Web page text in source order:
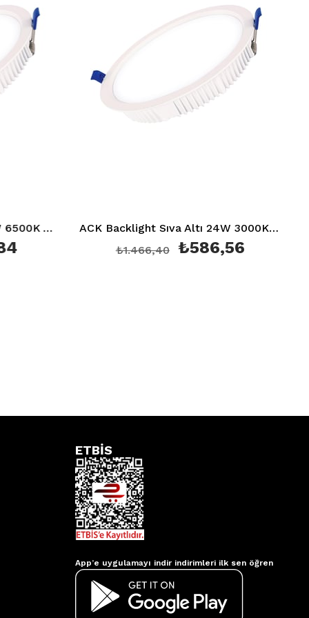
6500K AD05-00730 ACK Backlight Sıva Altı 24W 3000K AD05-02400
₺586,56
₺1.466,40
ETBİS
App’e uygulamayı indir indirimleri ilk sen öğren